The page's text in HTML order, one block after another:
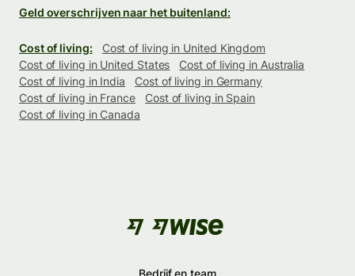
Geld overschrijven naar het buitenland:
Cost of living:
Cost of living in United Kingdom
Cost of living in United States
Cost of living in Australia
Cost of living in India
Cost of living in Germany
Cost of living in France
Cost of living in Spain
Cost of living in Canada
Bedrijf en team